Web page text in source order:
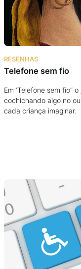
Assine
Taba na Escola
RESENHAS
Telefone sem fio
Em ‘Telefone sem fio”
cochichando algo no
cada criança imaginar.